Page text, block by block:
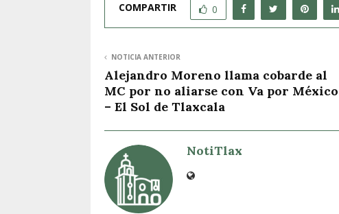
COMPARTIR 0
NOTICIA ANTERIOR
Alejandro Moreno llama cobarde al
MC por no aliarse con Va por México
– El Sol de Tlaxcala
NotiTlax